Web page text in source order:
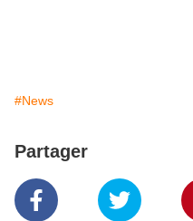
#News
Partager